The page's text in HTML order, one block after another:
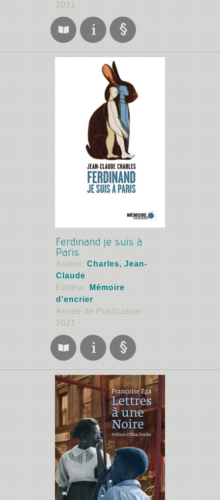
2021
Ferdinand je suis à
Paris
Auteur:Charles, Jean-
Claude
Editeur: Mémoire
d'encrier
Année de Publication:
2021